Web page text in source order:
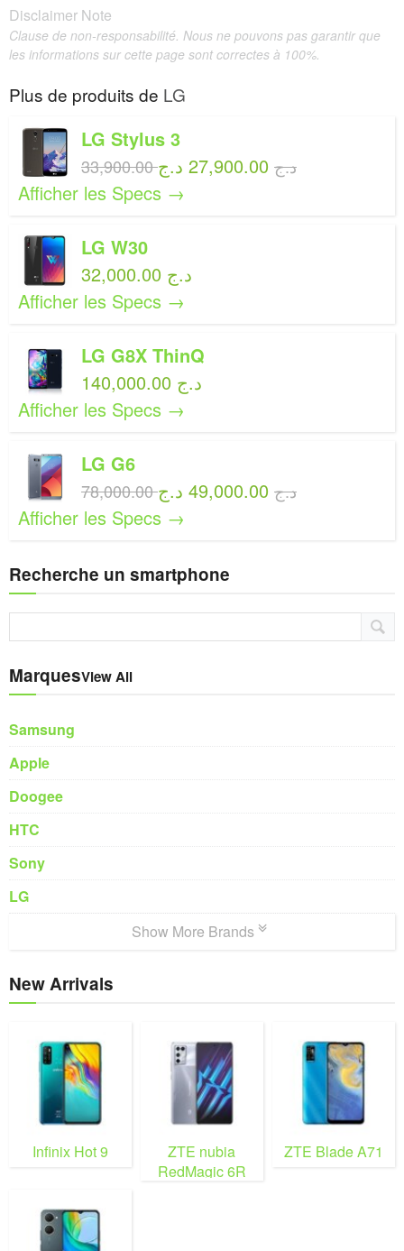
Disclaimer Note
Clause de non-responsabilité. Nous ne pouvons pas garantir que
les informations sur cette page sont correctes à 100%.
Plus de produits de LG
LG Stylus 3
33,900.00 د.ج
Afficher les Specs →
LG W30
32,000.00 د.ج
Afficher les Specs →
LG G8X ThinQ
140,000.00 د.ج
Afficher les Specs →
LG G6
78,000.00 د.ج
Afficher les Specs →
Recherche un smartphone
MarquesView All
Samsung
Apple
Doogee
HTC
Sony
LG
Show More Brands
New Arrivals
Infinix Hot 9
ZTE nubia
RedMagic 6R
ZTE Blade A71